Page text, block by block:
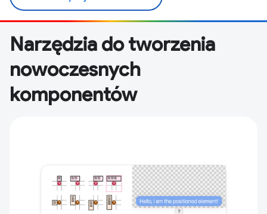
Narzędzia do tworzenia
nowoczesnych
komponentów